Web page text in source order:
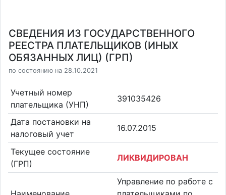
СВЕДЕНИЯ ИЗ ГОСУДАРСТВЕННОГО
РЕЕСТРА ПЛАТЕЛЬЩИКОВ (ИНЫХ
ОБЯЗАННЫХ ЛИЦ) (ГРП)
по состоянию на 28.10.2021
Учетный номер
плательщика (УНП)
391035426
Дата постановки на
налоговый учет
16.07.2015
Текущее состояние
(ГРП)
ЛИКВИДИРОВАН
Управление по работе с